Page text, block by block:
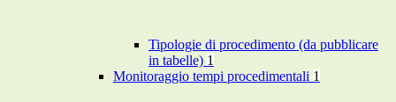
Tipologie di procedimento (da pubblicare
in tabelle) 1
Monitoraggio tempi procedimentali 1